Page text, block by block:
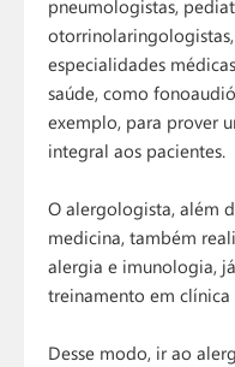
pneumologistas,
especialidades
saúde, como
exemplo, para prover
integral aos pacientes.
O alergologista, além
medicina, também
alergia e imunologia,
treinamento em
Desse modo, ir ao